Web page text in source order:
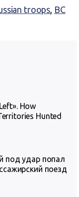
troops, ВС
How
Hunted
под удар попал
поезд